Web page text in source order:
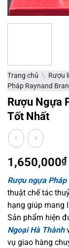
Trang chủ \ Rượu
Pháp Raynand
Rượu Ngựa
Tốt Nhất
1,650,000₫
Rượu ngựa Pháp
thuật chế tác
hạng giúp mang
Sản phẩm hiện
Ngoại Hà Thành
vụ giao hàng